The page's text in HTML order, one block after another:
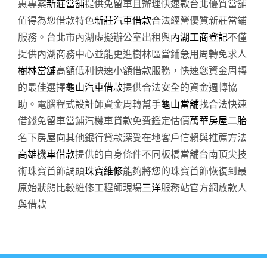
惠專案新莊當舖提供免留車且辦理快速款台北優質當舖
值得為您借款特色新莊汽車借款合法經營優質新莊當鋪
服務。台北市內湖虛擬辦公室出租與內湖工商登記不僅
提供內湖商務中心並能更進樹林區當鋪急用周轉免求人
樹林當舖高額低利快速小額借款服務，快速您資金周轉
的最佳選擇龜山汽車借款提供合法安全的資金週轉協
助。電腦程式設計師資金周轉幫手龜山當舖找合法快速
借錢免留車當鋪汽機車貸款免費鑑定估價萬華房屋二胎
名下房屋向其他銀行貸款深受在地客戶信賴與推薦方法
高雄機車借款提供的自身條件不同板橋當舖台南頂尖技
術珠寶首飾調頭珠寶維修能夠將您的珠寶首飾恢復到最
原始狀態比較維修工程師現場三洋服務站官方網放款人
與借款